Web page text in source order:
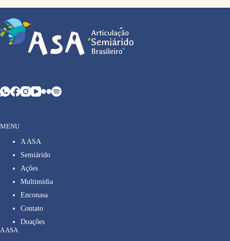
MENU
A ASA
Semiárido
Ações
Multimídia
Enconasa
Contato
Doações
A ASA